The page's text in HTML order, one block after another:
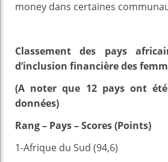
money dans certaines
Classement des pays
d’inclusion financière des
(A noter que 12 pays ont
données)
Rang – Pays – Scores (Points)
1-Afrique du Sud (94,6)